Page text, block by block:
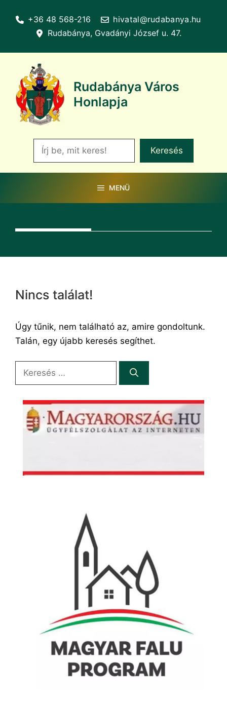
tartalomba
+36 48 568-216
hivatal@rudabanya.hu
Rudabánya, Gvadányi József u. 47.
Rudabánya Város
Honlapja
Keresés
MENÜ
Nincs találat!
Úgy tűnik, nem található az, amire gondoltunk.
Talán, egy újabb keresés segíthet.
Keresés: